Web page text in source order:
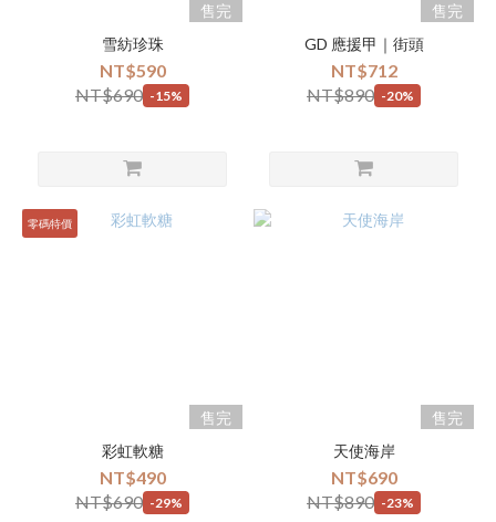
售完
雪紡珍珠
NT$590
NT$690 -15%
售完
GD 應援甲｜街頭
NT$712
NT$890 -20%
零碼特價
售完
彩虹軟糖
NT$490
NT$690 -29%
售完
天使海岸
NT$690
NT$890 -23%